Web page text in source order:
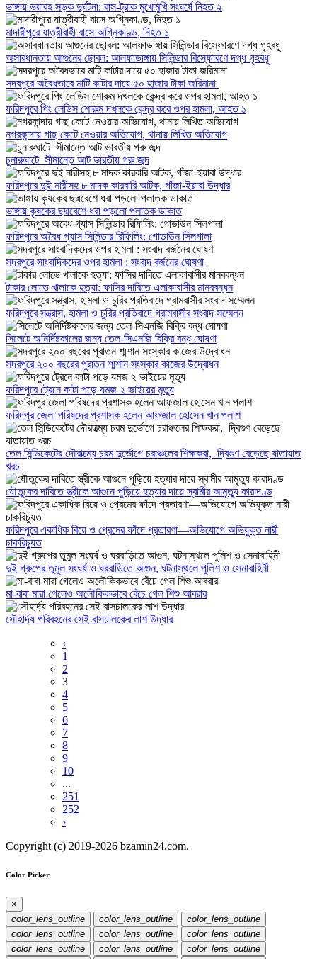
ভাঙ্গায় ভয়াবহ সড়ক দুর্ঘটনা: বাস-ট্রাক মুখোমুখি সংঘর্ষে নিহত ২
মাদারীপুরে যাত্রীবাহী বাসে অগ্নিকাণ্ড, নিহত ১
অসাবধানতায় আগুনের ছোবল: আলফাডাঙ্গায় সিলিন্ডার বিস্ফোরণে দগ্ধ গৃহবধূ
সদরপুরে অবৈধভাবে মাটি কাটার দায়ে ৫০ হাজার টাকা জরিমানা
ফরিদপুরে পিং লেডিস শোরুম দখলকে কেন্দ্র করে ওপর হামলা, আহত ১
নগরকান্দায় গাছ কেটে নেওয়ার অভিযোগ, থানায় লিখিত অভিযোগ
চুনারুঘাটে সীমান্তে আট ভারতীয় গরু জব্দ
ফরিদপুরে দুই নারীসহ ৮ মাদক কারবারি আটক, গাঁজা-ইয়াবা উদ্ধার
ভাঙ্গায় কৃষকের ছদ্মবেশে ধরা পড়লো পলাতক ডাকাত
ফরিদপুরে অবৈধ গ্যাস সিলিন্ডার রিফিলিং: গোডাউন সিলগালা
সদরপুরে সাংবাদিকদের ওপর হামলা : সংবাদ বর্জনের ঘোষণা
টাকার লোভে খালাকে হত্যা: ফাসির দাবিতে এলাকাবাসীর মানববন্ধন
ফরিদপুরে সন্ত্রাস, হামলা ও চুরির প্রতিবাদে গ্রামবাসীর সংবাদ সম্মেলন
সিলেটে অনির্দিষ্টকালের জন্য তেল-সিএনজি বিক্রি বন্ধ ঘোষণা
সদরপুরে ২০০ বছরের পুরাতন শ্মশান সংস্কার কাজের উদ্বোধন
ফরিদপুরে ট্রেনে কাটা পড়ে যমজ ২ ভাইয়ের মৃত্যু
ফরিদপুর জেলা পরিষদের প্রশাসক হলেন আফজাল হোসেন খান পলাশ
তেল সিন্ডিকেটের দৌরাত্ম্যে চরম দুর্ভোগে চরাঞ্চলের শিক্ষকরা, দ্বিগুণ বেড়েছে যাতায়াত
খরচ
যৌতুকের দাবিতে স্ত্রীকে আগুনে পুড়িয়ে হত্যার দায়ে স্বামীর আমৃত্যু কারাদণ্ড
ফরিদপুরে একাধিক বিয়ে ও প্রেমের ফাঁদে প্রতারণা—অভিযোগে অভিযুক্ত নারী
চাকরিচ্যুত
দুই গ্রুপের তুমুল সংঘর্ষ ও ঘরবাড়িতে আগুন, ঘটনাস্থলে পুলিশ ও সেনাবাহিনী
মা-বাবা মারা গেলেও অলৌকিকভাবে বেঁচে গেল শিশু আবরার
সৌহার্দ্য পরিবহনের সেই বাসচালকের লাশ উদ্ধার
‹
1
2
3
4
5
6
7
8
9
10
...
251
252
›
Copyright (c) 2019-2026 bzamin24.com.
Color Picker
×
color_lens_outline
color_lens_outline
color_lens_outline
color_lens_outline
color_lens_outline
color_lens_outline
color_lens_outline
color_lens_outline
color_lens_outline